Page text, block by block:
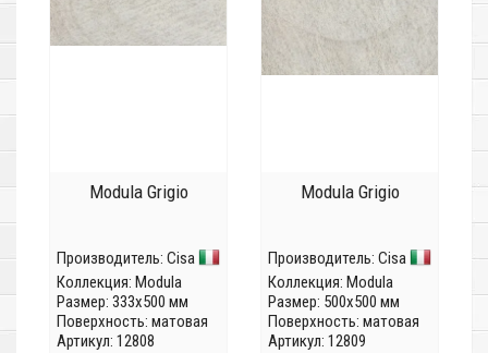
Modula Grigio
Производитель: Cisa
Коллекция: Modula
Размер: 333x500 мм
Поверхность: матовая
Артикул: 12808
Modula Grigio
Производитель: Cisa
Коллекция: Modula
Размер: 500x500 мм
Поверхность: матовая
Артикул: 12809